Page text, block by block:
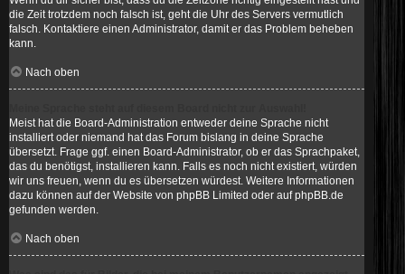
die Zeit trotzdem noch falsch ist, geht die Uhr des Servers vermutlich
falsch. Kontaktiere einen Administrator, damit er das Problem beheben
kann.
Nach oben
Meist hat die Board-Administration entweder deine Sprache nicht
installiert oder niemand hat das Forum bislang in deine Sprache
übersetzt. Frage ggf. einen Board-Administrator, ob er das Sprachpaket,
das du benötigst, installieren kann. Falls es noch nicht existiert, würden
wir uns freuen, wenn du es übersetzen würdest. Weitere Informationen
dazu können auf der Website von phpBB Limited oder aufphpBB.de
gefunden werden.
Nach oben